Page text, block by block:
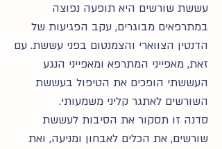
עששת שורשים היא תופעה נפוצה
במתרפאים מבוגרים, עקב הפגיעות של
הדנטין הצווארי והצמנטום בפני עששת. עם
זאת, מאפייני המתרפא ומאפייני הנגע
העששתי הופכים את הטיפול בעששת
השורשים לאתגר קליני משמעותי.
סדנה זו תסקור את הסיבות לעששת
שורשים, את הכלים לאבחון ומניעה, ואת